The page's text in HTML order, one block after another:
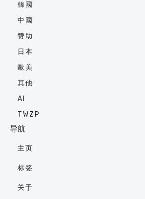
韓國
中國
赞助
日本
歐美
其他
AI
TWZP
导航
主页
标签
关于